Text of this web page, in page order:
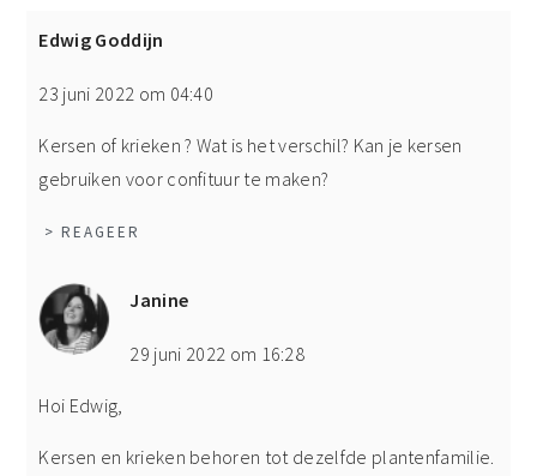
Edwig Goddijn
23 juni 2022 om 04:40
Kersen of krieken ? Wat is het verschil? Kan je kersen
gebruiken voor confituur te maken?
> REAGEER
Janine
29 juni 2022 om 16:28
Hoi Edwig,
Kersen en krieken behoren tot dezelfde plantenfamilie.